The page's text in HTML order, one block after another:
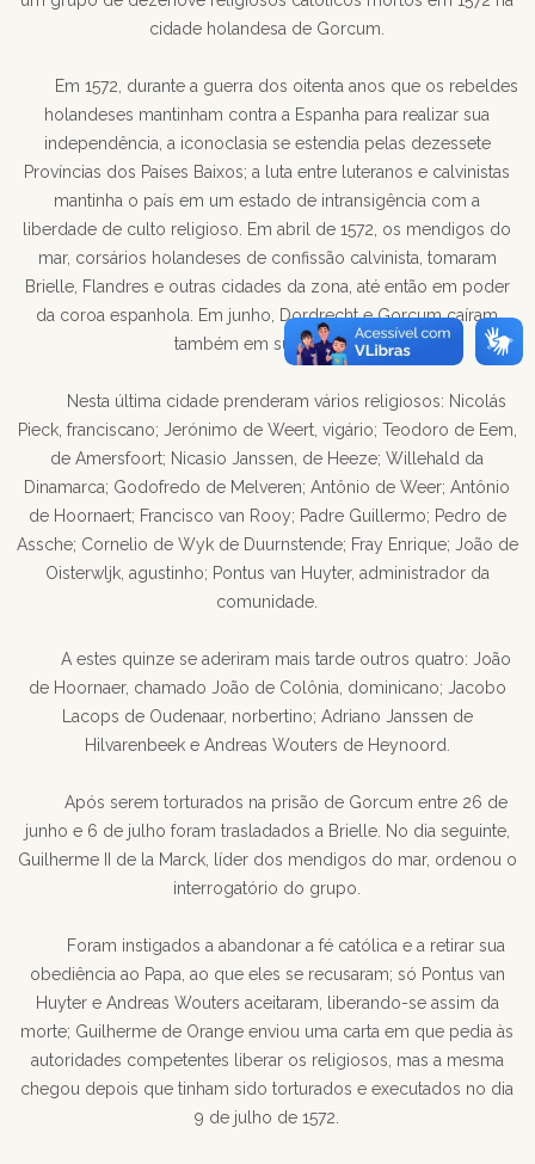
cidade holandesa de Gorcum.
Em 1572, durante a guerra dos oitenta anos que os rebeldes
holandeses mantinham contra a Espanha para realizar sua
independência, a iconoclasia se estendia pelas dezessete
Províncias dos Países Baixos; a luta entre luteranos e calvinistas
mantinha o país em um estado de intransigência com a
liberdade de culto religioso. Em abril de 1572, os mendigos do
mar, corsários holandeses de confissão calvinista, tomaram
Brielle, Flandres e outras cidades da zona, até então em poder
da coroa espanhola. Em junho, Dordrecht e Gorcum caíram
também em suas mãos.
Nesta última cidade prenderam vários religiosos: Nicolás
Pieck, franciscano; Jerónimo de Weert, vigário; Teodoro de Eem,
de Amersfoort; Nicasio Janssen, de Heeze; Willehald da
Dinamarca; Godofredo de Melveren; Antônio de Weer; Antônio
de Hoornaert; Francisco van Rooy; Padre Guillermo; Pedro de
Assche; Cornelio de Wyk de Duurnstende; Fray Enrique; João de
Oisterwljk, agustinho; Pontus van Huyter, administrador da
comunidade.
A estes quinze se aderiram mais tarde outros quatro: João
de Hoornaer, chamado João de Colônia, dominicano; Jacobo
Lacops de Oudenaar, norbertino; Adriano Janssen de
Hilvarenbeek e Andreas Wouters de Heynoord.
Após serem torturados na prisão de Gorcum entre 26 de
junho e 6 de julho foram trasladados a Brielle. No dia seguinte,
Guilherme II de la Marck, líder dos mendigos do mar, ordenou o
interrogatório do grupo.
Foram instigados a abandonar a fé católica e a retirar sua
obediência ao Papa, ao que eles se recusaram; só Pontus van
Huyter e Andreas Wouters aceitaram, liberando-se assim da
morte; Guilherme de Orange enviou uma carta em que pedia às
autoridades competentes liberar os religiosos, mas a mesma
chegou depois que tinham sido torturados e executados no dia
9 de julho de 1572.